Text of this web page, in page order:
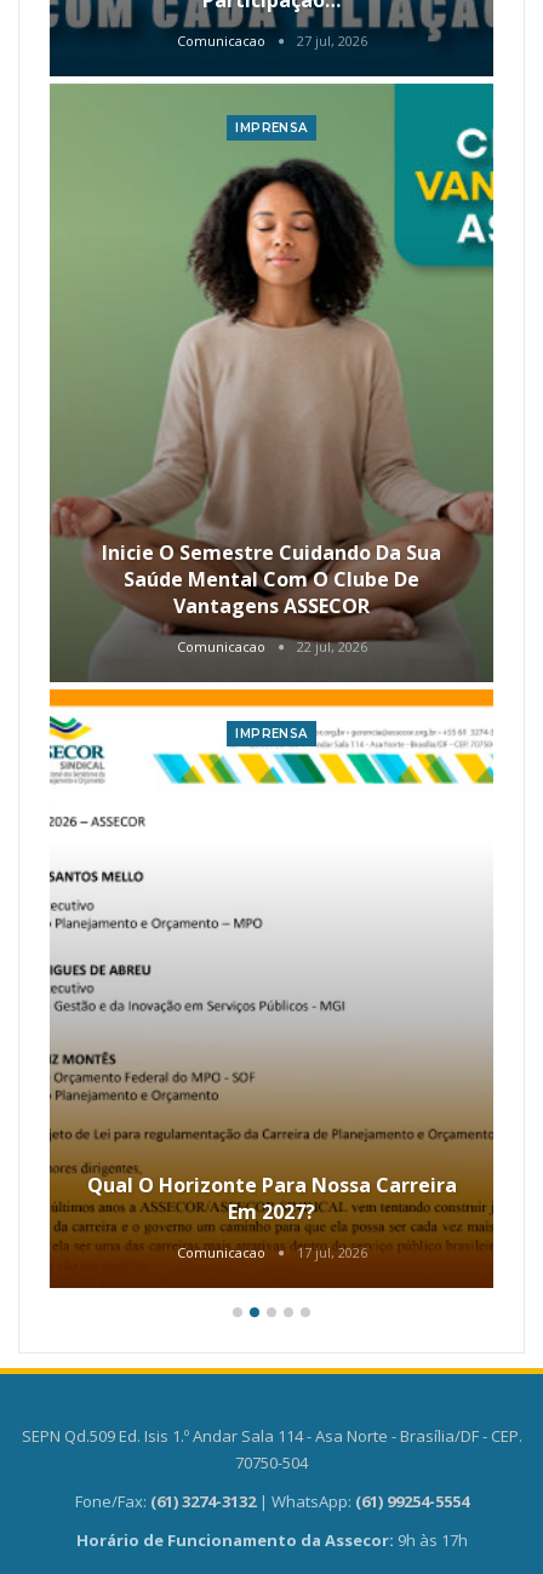
Comunicacao 27 jul, 2026
IMPRENSA
Inicie O Semestre Cuidando Da Sua
Saúde Mental Com O Clube De
Vantagens ASSECOR
Comunicacao 22 jul, 2026
IMPRENSA
Qual O Horizonte Para Nossa Carreira
Em 2027?
Comunicacao 17 jul, 2026
SEPN Qd.509 Ed. Isis 1.º Andar Sala 114 - Asa Norte - Brasília/DF - CEP.
70750-504
Fone/Fax: (61) 3274-3132 | WhatsApp: (61) 99254-5554
Horário de Funcionamento da Assecor: 9h às 17h